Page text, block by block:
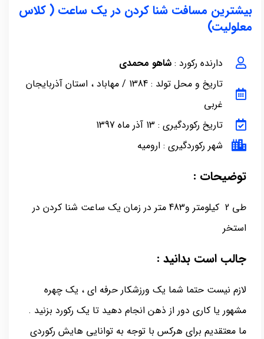
بیشترین مسافت شنا کردن در یک ساعت ( کلاس
معلولیت)
دارنده رکورد : شاهو محمدی
تاریخ و محل تولد : 1384 / مهاباد ، استان آذربایجان
غربی
تاریخ رکوردگیری : 13 آذر ماه 1397
شهر رکوردگیری : ارومیه
توضیحات :
طی 2 کیلومتر و483 متر در زمان یک ساعت شنا کردن در
استخر
جالب است بدانید :
لازم نیست حتما شما یک ورزشکار حرفه ای ، یک چهره
مشهور یا کاری دور از ذهن انجام دهید تا یک رکورد بزنید .
ما معتقدیم برای هرکس با توجه به توانایی هایش رکوردی